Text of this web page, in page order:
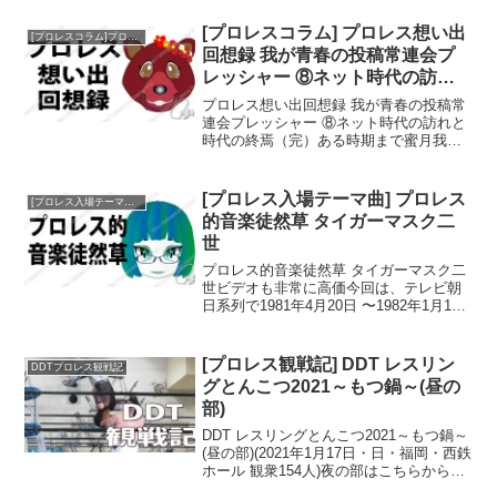
選手に先駆け、バディ・ロジャース選手
の流れを汲むヒールの...
[プロレスコラム]プロレス想い出回想録
[プロレスコラム] プロレス想い出
回想録 我が青春の投稿常連会プ
レッシャー ⑧ネット時代の訪れ
と時代の終焉（完）
プロレス想い出回想録 我が青春の投稿常
連会プレッシャー ⑧ネット時代の訪れと
時代の終焉（完）ある時期まで蜜月我が
いう巨大組織と週刊プロレスとは、ある
時期まで蜜月だった...
[プロレス入場テーマ曲] プロレス
的音楽徒然草 タイガーマスク二
世
プロレス的音楽徒然草 タイガーマスク二
世ビデオも非常に高価今回は、テレビ朝
日系列で1981年4月20日 〜1982年1月18
イガーマスク選手のテーマ曲でもあった
「タイガ...
DDTプロレス観戦記
[プロレス観戦記] DDT レスリン
グとんこつ2021～もつ鍋～(昼の
部)
DDT レスリングとんこつ2021～もつ鍋～
(昼の部)(2021年1月17日・日・福岡・西鉄
ホール 観衆154人)夜の部はこちらから昨